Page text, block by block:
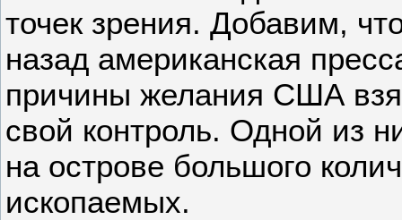
точек зрения. Добавим,
назад американская
причины желания США
свой контроль. Одной из
на острове большого
ископаемых.